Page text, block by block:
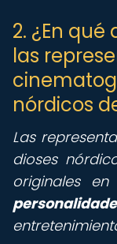
2. ¿En
las
nórdicos
Las
dioses
originales